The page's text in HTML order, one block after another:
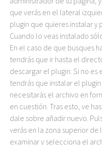
que verás en el lateral
plugin que quieres instalar y
Cuando lo veas instalado
En el caso de que busques
tendrás que ir hasta el
descargar el plugin. Si no
tendrás que instalar el
necesitarás el archivo en
en cuestión. Tras esto, ve
dale sobre añadir nuevo.
verás en la zona superior
examinar y selecciona el